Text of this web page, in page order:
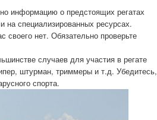
информацию о предстоящих регатах
специализированных ресурсах.
своего нет. Обязательно проверьте
случаев для участия в регате
штурман, триммеры и т.д. Убедитесь,
спорта.